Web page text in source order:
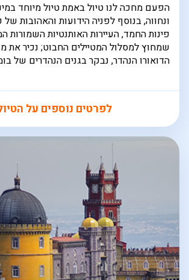
הפעם מחכה לנו טיול באמת טיול מיוחד
ונחווה, בנוסף לפניה הידועות והאהובות
פינות החמד, העיירות האותנטיות השמורות
שמחוץ למסלול המטיילים החבוט; נכיר את
הדואורו הנהדר, נבקר בגנים הנהדרים של
לפרטים נוספים על